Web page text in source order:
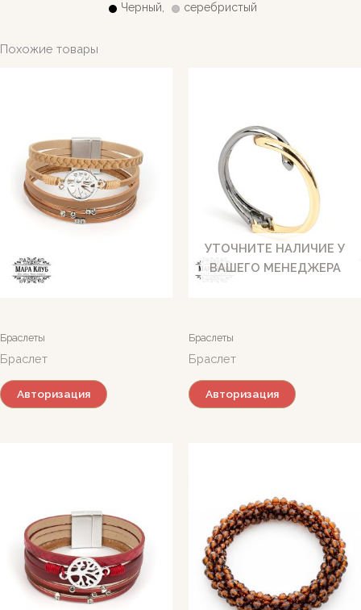
Черный,
серебристый
Похожие товары
Браслеты
Браслет
Авторизация
УТОЧНИТЕ НАЛИЧИЕ У
ВАШЕГО МЕНЕДЖЕРА
Браслеты
Браслет
Авторизация